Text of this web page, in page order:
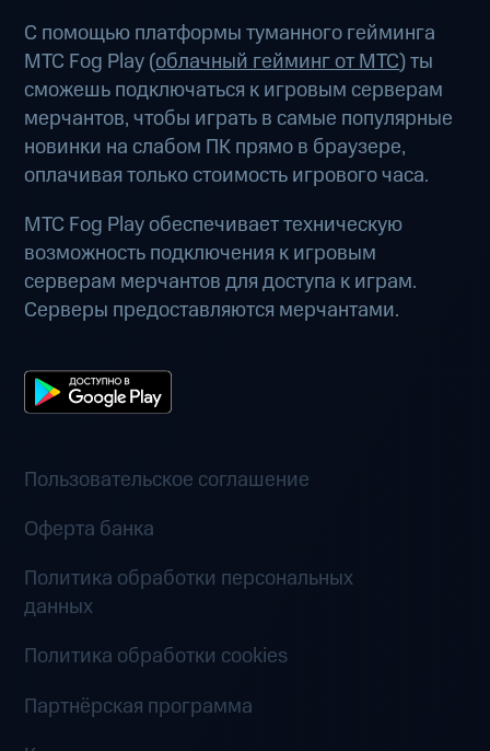
С помощью платформы туманного гейминга
МТС Fog Play (облачный гейминг от МТС) ты
сможешь подключаться к игровым серверам
мерчантов, чтобы играть в самые популярные
новинки на слабом ПК прямо в браузере,
оплачивая только стоимость игрового часа.
МТС Fog Play обеспечивает техническую
возможность подключения к игровым
серверам мерчантов для доступа к играм.
Серверы предоставляются мерчантами.
Пользовательское соглашение
Оферта банка
Политика обработки персональных
данных
Политика обработки cookies
Партнёрская программа